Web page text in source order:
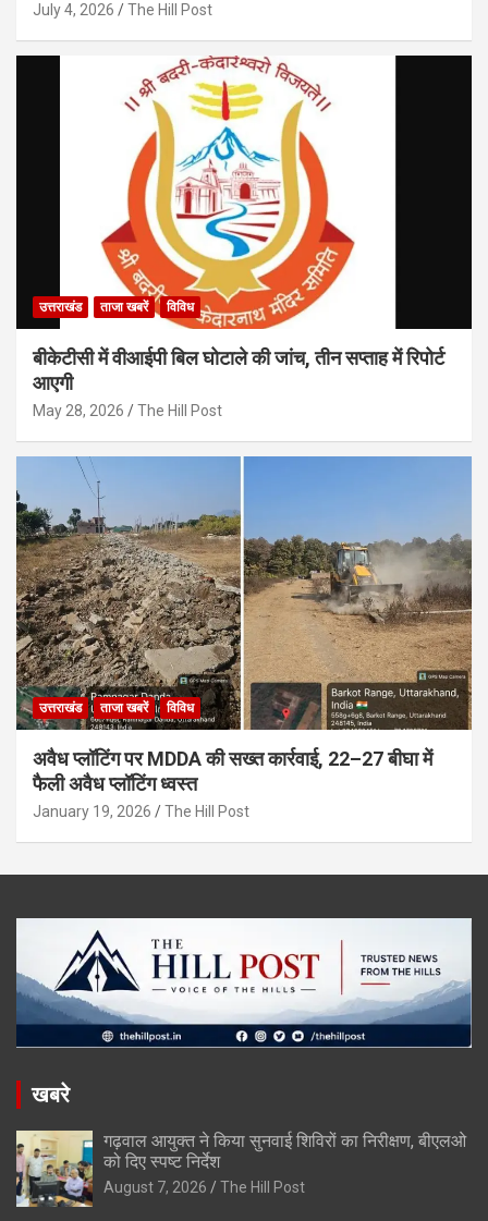
July 4, 2026 The Hill Post
उत्तराखंड ताजा खबरें विविध
बीकेटीसी में वीआईपी बिल घोटाले की जांच, तीन सप्ताह में रिपोर्ट
आएगी
May 28, 2026 The Hill Post
उत्तराखंड ताजा खबरें विविध
अवैध प्लॉटिंग पर MDDA की सख्त कार्रवाई, 22–27 बीघा में
फैली अवैध प्लॉटिंग ध्वस्त
January 19, 2026 The Hill Post
खबरे
गढ़वाल आयुक्त ने किया सुनवाई शिविरों का निरीक्षण, बीएलओ
को दिए स्पष्ट निर्देश
August 7, 2026 The Hill Post